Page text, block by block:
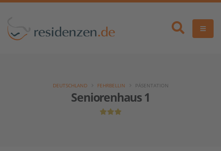
Seniorenhaus 1
DEUTSCHLAND FEHRBELLIN PÄSENTATION